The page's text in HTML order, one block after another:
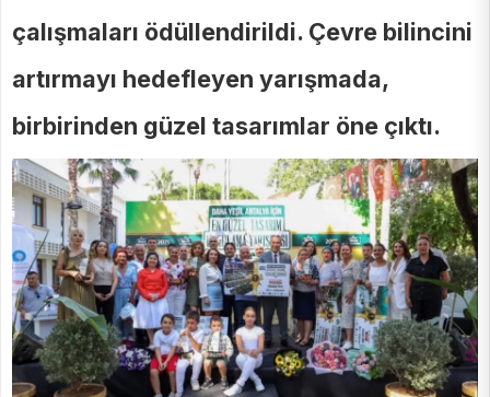
çalışmaları ödüllendirildi. Çevre bilincini
artırmayı hedefleyen yarışmada,
birbirinden güzel tasarımlar öne çıktı.